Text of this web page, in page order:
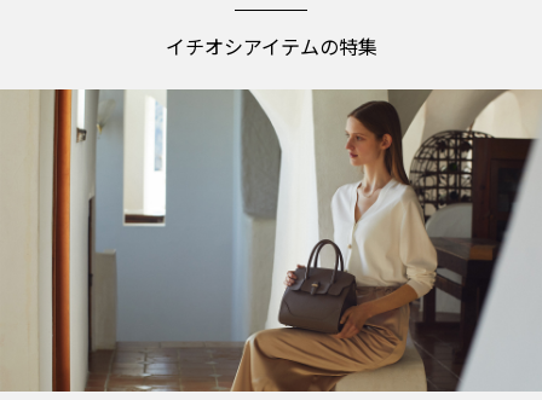
イチオシアイテムの特集